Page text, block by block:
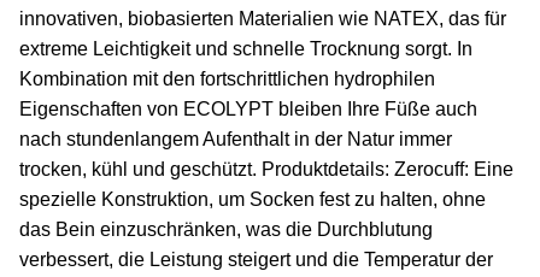
innovativen, biobasierten Materialien wie NATEX, das für
extreme Leichtigkeit und schnelle Trocknung sorgt. In
Kombination mit den fortschrittlichen hydrophilen
Eigenschaften von ECOLYPT bleiben Ihre Füße auch
nach stundenlangem Aufenthalt in der Natur immer
trocken, kühl und geschützt. Produktdetails: Zerocuff: Eine
spezielle Konstruktion, um Socken fest zu halten, ohne
das Bein einzuschränken, was die Durchblutung
verbessert, die Leistung steigert und die Temperatur der